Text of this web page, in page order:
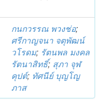
กนกวรรณ พวงช่อ;
ศรีกาญจนา จตุพัฒน์
วโรดม; รัตนพล มงคล
รัตนาสิทธิ์; สุภา จุฬ
คุปต์; ทัศนีย์ บุญโญ
ภาส